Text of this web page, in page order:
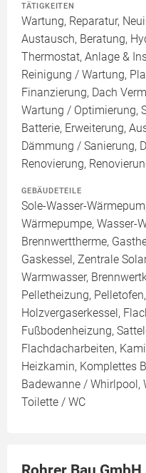
TÄTIGKEITEN
Wartung, Reparatur,
Austausch, Beratung,
Thermostat, Anlage &
Reinigung / Wartung,
Finanzierung, Dach
Wartung / Optimierung,
Batterie, Erweiterung,
Dämmung / Sanierung,
Renovierung,
GEBÄUDETEILE
Sole-Wasser-
Wärmepumpe, Wasser-
Brennwerttherme,
Gaskessel, Zentrale
Warmwasser,
Pelletheizung,
Holzvergaserkessel,
Fußbodenheizung,
Flachdacharbeiten,
Heizkamin, Komplettes
Badewanne / Whirlpool,
Toilette / WC